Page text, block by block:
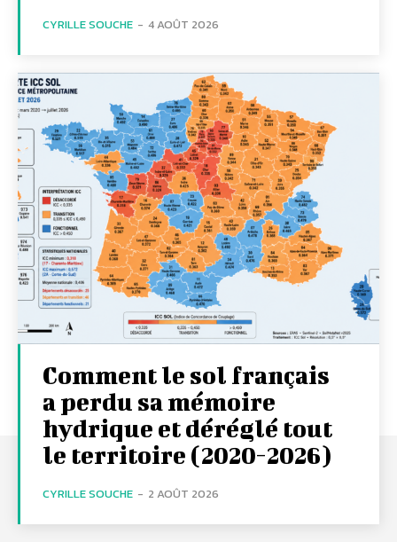
CYRILLE SOUCHE - 4 AOÛT 2026
Comment le sol français
a perdu sa mémoire
hydrique et déréglé tout
le territoire (2020-2026)
CYRILLE SOUCHE - 2 AOÛT 2026